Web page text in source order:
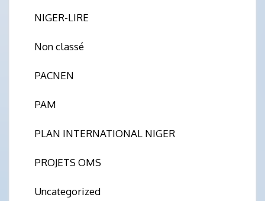
NIGER-LIRE
Non classé
PACNEN
PAM
PLAN INTERNATIONAL NIGER
PROJETS OMS
Uncategorized